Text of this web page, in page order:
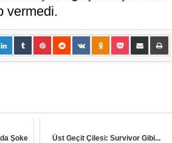
vermedi.
Şoke
Üst Geçit Çilesi: Survivor Gibi...